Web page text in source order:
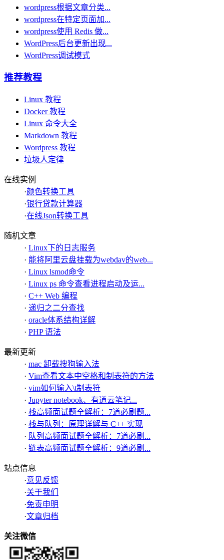
wordpress根据文章分类...
wordpress在特定页面加...
wordpress使用 Redis 做...
WordPress后台更新出现...
WordPress调试模式
推荐教程
Linux 教程
Docker 教程
Linux 命令大全
Markdown 教程
Wordpress 教程
垃圾人定律
在线实例
·颜色转换工具
·银行贷款计算器
·在线Json转换工具
随机文章
· Linux下的日志服务
· 能将阿里云盘挂载为webdav的web...
· Linux lsmod命令
· Linux ps 命令查看进程启动及运...
· C++ Web 编程
· 递归之二分查找
· oracle体系结构详解
· PHP 语法
最新更新
· mac 卸载搜狗输入法
· Vim查看文本中空格和制表符的方法
· vim如何输入\t制表符
· Jupyter notebook、有道云笔记...
· 栈高频面试题全解析：7道必刷题...
· 栈与队列：原理详解与 C++ 实现
· 队列高频面试题全解析：7道必刷...
· 链表高频面试题全解析：9道必刷...
站点信息
·意见反馈
·关于我们
·免责申明
·文章归档
关注微信